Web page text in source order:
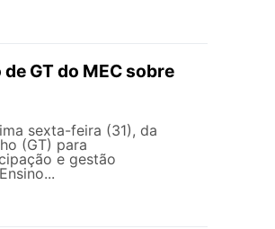
GT do MEC sobre
sexta-feira (31), da
(GT) para
e gestão